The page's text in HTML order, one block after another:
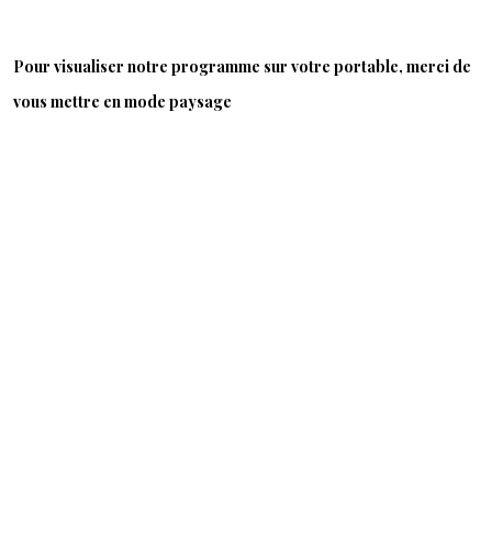
Pour visualiser notre programme sur votre portable, merci de
vous mettre en mode paysage